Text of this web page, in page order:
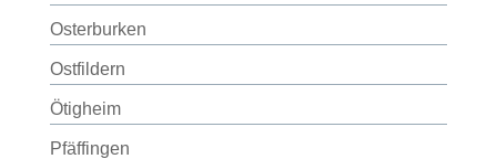
Osterburken
Ostfildern
Ötigheim
Pfäffingen